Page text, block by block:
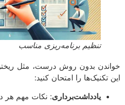
تنظیم برنامه‌ریزی مناسب
بدون روش درست، مثل ریختن
تکنیک‌ها را امتحان کنید:
یادداشت‌برداری: نکات مهم هر درس